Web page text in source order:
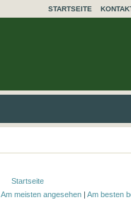
STARTSEITE
Startseite
Am meisten angesehen Am besten